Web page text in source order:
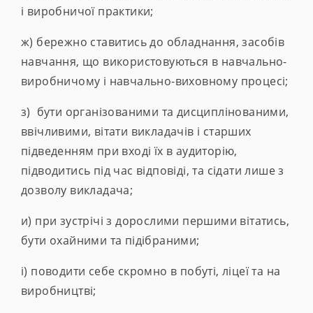
і виробничої практики;
ж) бережно ставитись до обладнання, засобів
навчання, що використовуються в навчально-
виробничому і навчально-виховному процесі;
з) бути організованими та дисциплінованими,
ввічливими, вітати викладачів і старших
підведенням при вході їх в аудиторію,
підводитись під час відповіді, та сідати лише з
дозволу викладача;
и) при зустрічі з дорослими першими вітатись,
бути охайними та підібраними;
і) поводити себе скромно в побуті, ліцеї та на
виробництві;